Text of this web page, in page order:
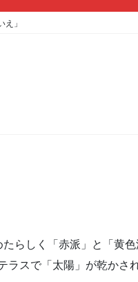
え」
らしく「赤派」と「黄
スで「太陽」が乾かさ